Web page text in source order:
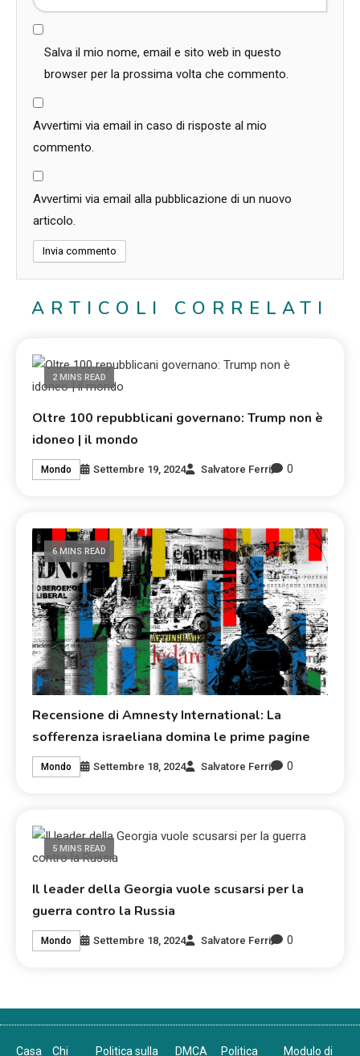
Salva il mio nome, email e sito web in questo
browser per la prossima volta che commento.
Avvertimi via email in caso di risposte al mio
commento.
Avvertimi via email alla pubblicazione di un nuovo
articolo.
ARTICOLI CORRELATI
2 MINS READ
Oltre 100 repubblicani governano: Trump non è
idoneo | il mondo
Mondo Settembre 19, 2024 Salvatore Ferri 0
6 MINS READ
Recensione di Amnesty International: La
sofferenza israeliana domina le prime pagine
Mondo Settembre 18, 2024 Salvatore Ferri 0
5 MINS READ
Il leader della Georgia vuole scusarsi per la
guerra contro la Russia
Mondo Settembre 18, 2024 Salvatore Ferri 0
Casa Chi Politica sulla DMCA Politica Modulo di